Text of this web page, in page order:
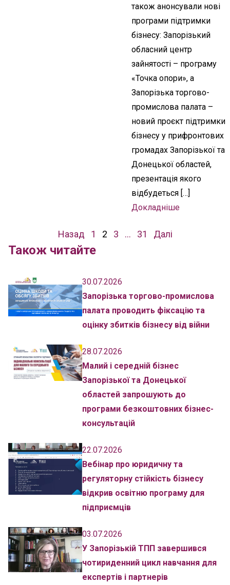
також анонсували нові
програми підтримки
бізнесу: Запорізький
обласний центр
зайнятості – програму
«Точка опори», а
Запорізька торгово-
промислова палата –
новий проєкт підтримки
бізнесу у прифронтових
громадах Запорізької та
Донецької областей,
презентація якого
відбудеться […]
Докладніше
записів
Назад 1 2 3 … 31 Далі
Також читайте
30.07.2026
Запорізька торгово-промислова
палата проводить фіксацію та
оцінку збитків бізнесу від війни
28.07.2026
Малий і середній бізнес
Запорізької та Донецької
областей запрошують до
програми безкоштовних бізнес-
консультацій
22.07.2026
Вебінар про юридичну та
регуляторну стійкість бізнесу
відкрив освітню програму для
підприємців
03.07.2026
У Запорізькій ТПП завершився
чотириденний цикл навчання для
експертів і партнерів